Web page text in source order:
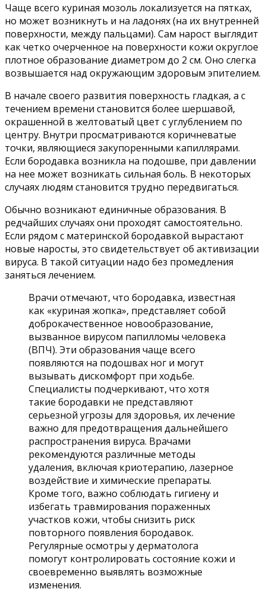
Чаще всего куриная мозоль локализуется на пятках,
но может возникнуть и на ладонях (на их внутренней
поверхности, между пальцами). Сам нарост выглядит
как четко очерченное на поверхности кожи округлое
плотное образование диаметром до 2 см. Оно слегка
возвышается над окружающим здоровым эпителием.
В начале своего развития поверхность гладкая, а с
течением времени становится более шершавой,
окрашенной в желтоватый цвет с углублением по
центру. Внутри просматриваются коричневатые
точки, являющиеся закупоренными капиллярами.
Если бородавка возникла на подошве, при давлении
на нее может возникать сильная боль. В некоторых
случаях людям становится трудно передвигаться.
Обычно возникают единичные образования. В
редчайших случаях они проходят самостоятельно.
Если рядом с материнской бородавкой вырастают
новые наросты, это свидетельствует об активизации
вируса. В такой ситуации надо без промедления
заняться лечением.
Врачи отмечают, что бородавка, известная
как «куриная жопка», представляет собой
доброкачественное новообразование,
вызванное вирусом папилломы человека
(ВПЧ). Эти образования чаще всего
появляются на подошвах ног и могут
вызывать дискомфорт при ходьбе.
Специалисты подчеркивают, что хотя
такие бородавки не представляют
серьезной угрозы для здоровья, их лечение
важно для предотвращения дальнейшего
распространения вируса. Врачами
рекомендуются различные методы
удаления, включая криотерапию, лазерное
воздействие и химические препараты.
Кроме того, важно соблюдать гигиену и
избегать травмирования пораженных
участков кожи, чтобы снизить риск
повторного появления бородавок.
Регулярные осмотры у дерматолога
помогут контролировать состояние кожи и
своевременно выявлять возможные
изменения.